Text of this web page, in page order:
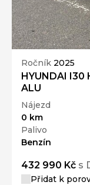
Ročník 2025
HYUNDAI I30
ALU
Nájezd
0 km
Palivo
Benzín
432 990 Kč s
Přidat k